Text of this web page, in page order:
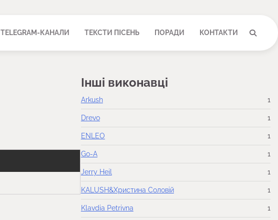
TELEGRAM-КАНАЛИ ТЕКСТИ ПІСЕНЬ ПОРАДИ КОНТАКТИ
Інші виконавці
Arkush 1
Drevo 1
ENLEO 1
Go-A 1
Jerry Heil 1
KALUSH&Христина Соловій 1
Klavdia Petrivna 1